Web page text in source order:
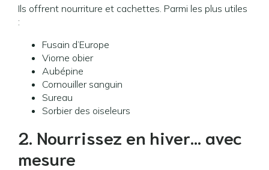
Ils offrent nourriture et cachettes. Parmi les plus utiles
:
Fusain d’Europe
Viorne obier
Aubépine
Cornouiller sanguin
Sureau
Sorbier des oiseleurs
2. Nourrissez en hiver… avec
mesure